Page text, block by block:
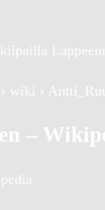
wiki ›
–